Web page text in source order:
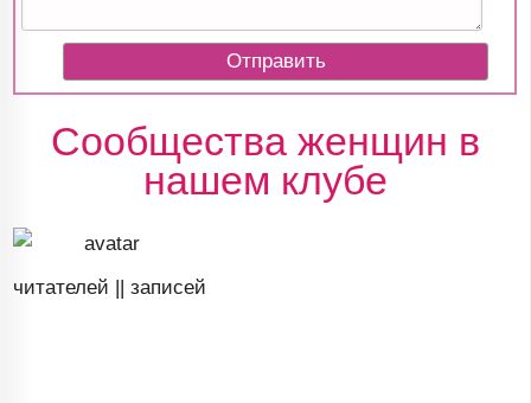
Сообщества женщин в
нашем клубе
читателей ||записей